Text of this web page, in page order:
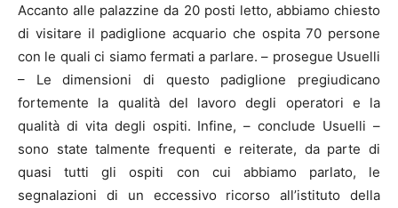
Accanto alle palazzine da 20 posti letto, abbiamo chiesto
di visitare il padiglione acquario che ospita 70 persone
con le quali ci siamo fermati a parlare. – prosegue Usuelli
– Le dimensioni di questo padiglione pregiudicano
fortemente la qualità del lavoro degli operatori e la
qualità di vita degli ospiti. Infine, – conclude Usuelli –
sono state talmente frequenti e reiterate, da parte di
quasi tutti gli ospiti con cui abbiamo parlato, le
segnalazioni di un eccessivo ricorso all’istituto della